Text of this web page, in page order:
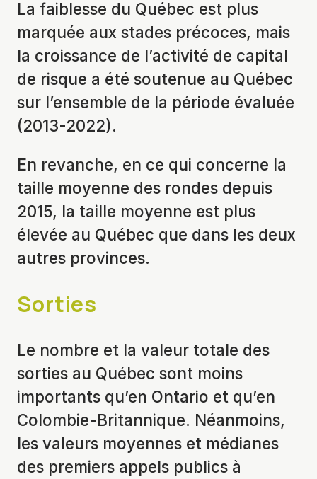
La faiblesse du Québec est plus
marquée aux stades précoces, mais
la croissance de l’activité de capital
de risque a été soutenue au Québec
sur l’ensemble de la période évaluée
(2013-2022).
En revanche, en ce qui concerne la
taille moyenne des rondes depuis
2015, la taille moyenne est plus
élevée au Québec que dans les deux
autres provinces.
Sorties
Le nombre et la valeur totale des
sorties au Québec sont moins
importants qu’en Ontario et qu’en
Colombie-Britannique. Néanmoins,
les valeurs moyennes et médianes
des premiers appels publics à